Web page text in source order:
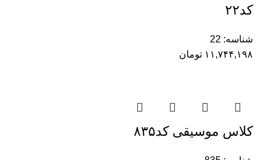
کد۲۲
شناسه: 22
۱۱,۷۴۴,۱۹۸ تومان
کلاس موسیقی کد۸۳۵